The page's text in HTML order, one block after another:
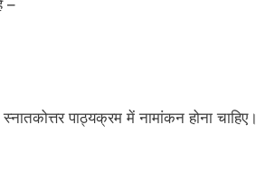
–
पाठ्यक्रम में नामांकन होना चाहिए।